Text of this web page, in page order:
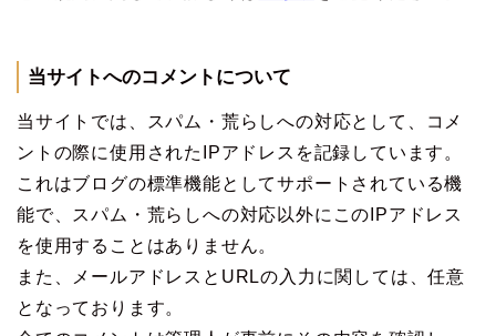
当サイトへのコメントについて
当サイトでは、スパム・荒らしへの対応として、コメ
ントの際に使用されたIPアドレスを記録しています。
これはブログの標準機能としてサポートされている機
能で、スパム・荒らしへの対応以外にこのIPアドレス
を使用することはありません。
また、メールアドレスとURLの入力に関しては、任意
となっております。